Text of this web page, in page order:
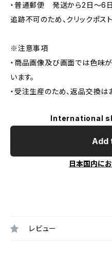
・普通郵便 発送から2日〜6日
追跡不可のため、クリックポス
※注意事項
・商品画像及び画面では色味
います。
・受注生産のため、返品交換は
International
Add
日本国内に
レビュー